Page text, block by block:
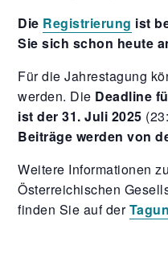
Die Registrierung ist
Sie sich schon heute
Für die Jahrestagung
werden. Die Deadline
ist der 31. Juli 2025
Beiträge werden von
Weitere Informationen
Österreichischen
finden Sie auf der